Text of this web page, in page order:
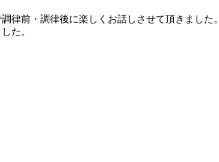
律前・調律後に楽しくお話しさせて頂きました。
た。